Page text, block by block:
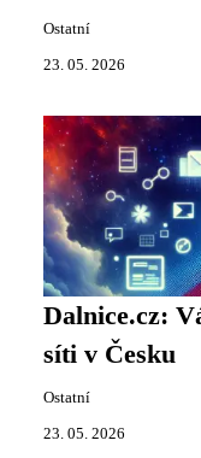
Ostatní
23. 05. 2026
Dalnice.cz:
síti v Česku
Ostatní
23. 05. 2026